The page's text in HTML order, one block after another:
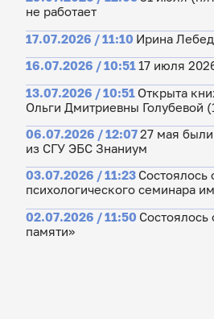
не работает
17.07.2026 / 11:10 Ирина
16.07.2026 / 10:5117 июля
13.07.2026 / 10:51 Открыта
Ольги Дмитриевны Голубевой
06.07.2026 / 12:0727 мая были
из СГУ ЭБС Знаниум
03.07.2026 / 11:23 Состоялось
психологического семинара
02.07.2026 / 11:50
памяти»